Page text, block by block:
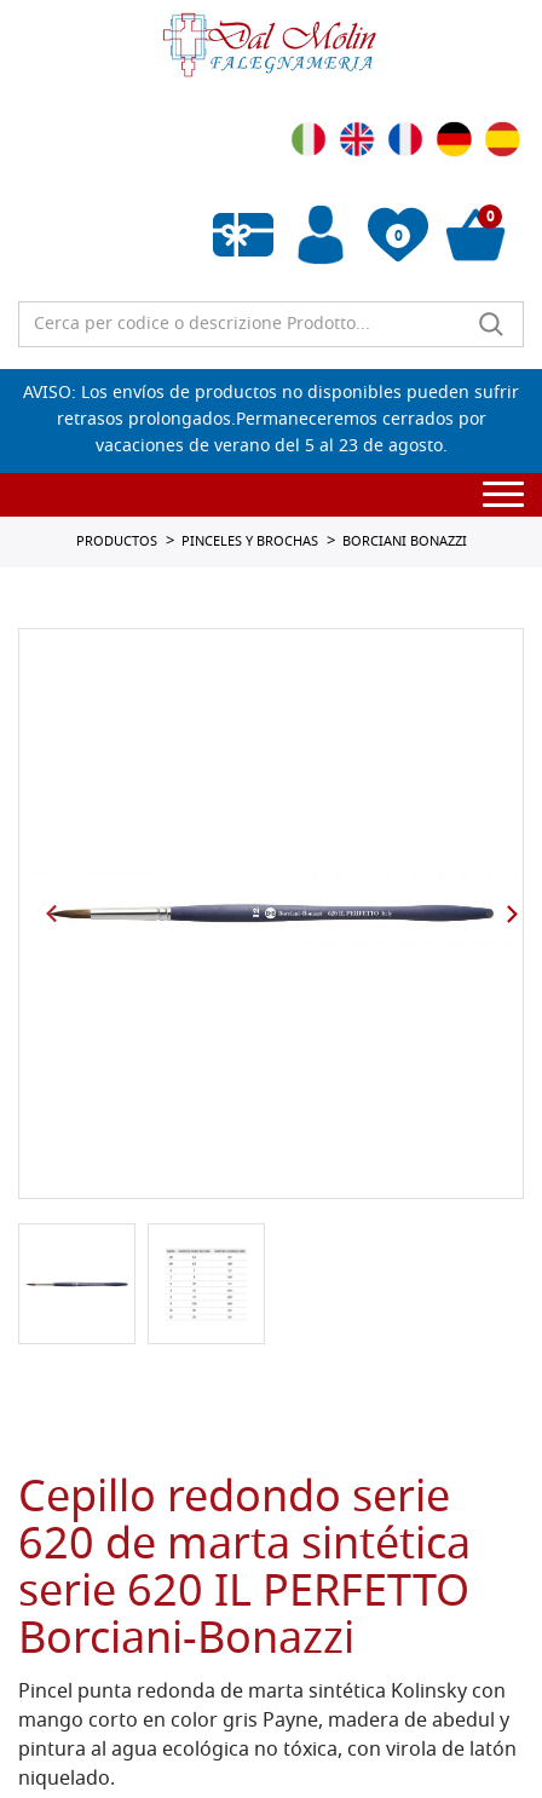
0
Lista de deseos vacía
0
AVISO: Los envíos de productos no disponibles pueden sufrir
retrasos prolongados.Permaneceremos cerrados por
vacaciones de verano del 5 al 23 de agosto.
PRODUCTOS PINCELES Y BROCHAS BORCIANI BONAZZI
Cepillo redondo serie
620 de marta sintética
serie 620 IL PERFETTO
Borciani-Bonazzi
Pincel punta redonda de marta sintética Kolinsky con
mango corto en color gris Payne, madera de abedul y
pintura al agua ecológica no tóxica, con virola de latón
niquelado.